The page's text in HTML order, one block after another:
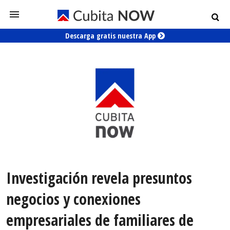
Descarga gratis nuestra App
Investigación revela presuntos
negocios y conexiones
empresariales de familiares de